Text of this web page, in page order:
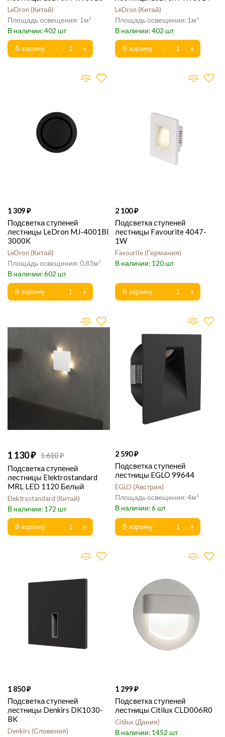
LeDron Китай
1
402
LeDron Китай
1
402
1 309
Подсветка ступеней
лестницы LeDron MJ-4001Bl
3000K
LeDron Китай
0.83
602
2 100
Подсветка ступеней
лестницы Favourite 4047-
1W
Favourite Германия
120
1 130 1 610
Подсветка ступеней
лестницы Elektrostandard
MRL LED 1120 Белый
Elektrostandard Китай
172
2 590
Подсветка ступеней
лестницы EGLO 99644
EGLO Австрия
4
6
1 850
Подсветка ступеней
лестницы Denkirs DK1030-
BK
Denkirs Словения
1 299
Подсветка ступеней
лестницы Citilux CLD006R0
Citilux Дания
1452